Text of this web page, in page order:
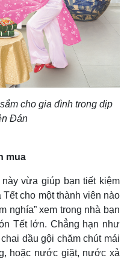
cho gia đình trong dịp
Đán
mua
này vừa giúp bạn tiết kiệm
cho một thành viên nào
nghía” xem trong nhà bạn
Tết lớn. Chẳng hạn như
dầu gội chăm chút mái
hoặc nước giặt, nước xả